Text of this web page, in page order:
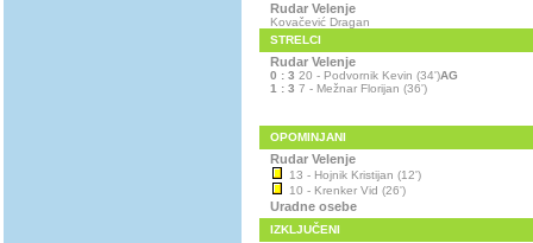
Rudar Velenje
Kovačević Dragan
STRELCI
Rudar Velenje
0 : 3 20 - Podvornik Kevin (34')AG
1 : 3 7 - Mežnar Florijan (36')
OPOMINJANI
Rudar Velenje
13 - Hojnik Kristijan (12')
10 - Krenker Vid (26')
Uradne osebe
IZKLJUČENI